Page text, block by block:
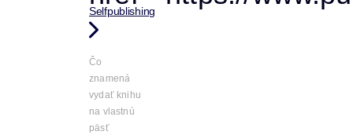
Selfpublishing
Čo
znamená
vydať knihu
na vlastnú
päsť